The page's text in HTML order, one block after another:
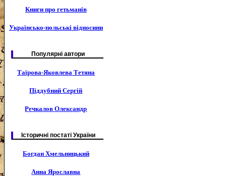
Книги про гетьманів
Українсько-польські відносини
Популярні автори
Таїрова-Яковлева Тетяна
Піддубний Сергій
Речкалов Олександр
Історичні постаті України
Богдан Хмельницький
Анна Ярославна